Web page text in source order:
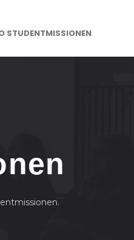
STUDENTMISSIONEN